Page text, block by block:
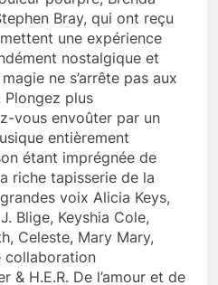
Bray, qui ont reçu
une expérience
nostalgique et
ne s’arrête pas aux
Plongez plus
vous envoûter par un
entièrement
étant imprégnée de
riche tapisserie de la
voix Alicia Keys,
Blige, Keyshia Cole,
Celeste, Mary Mary,
collaboration
& H.E.R. De l’amour et de